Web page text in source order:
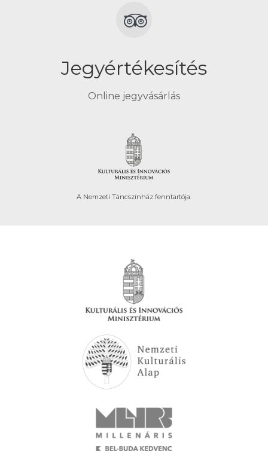
Jegyértékesítés
Online jegyvásárlás
A Nemzeti Táncszínház fenntartója.